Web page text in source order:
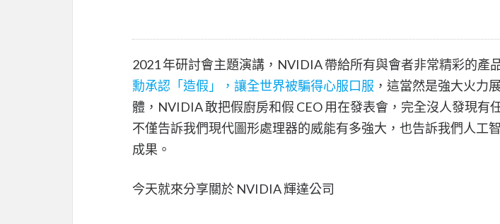
2021 年研討會主題演講，NVIDIA 帶給所有與會者非常精彩的產
勳承認「造假」，讓全世界被騙得心服口服 ，這當然是強大火力
體，NVIDIA 敢把假廚房和假 CEO 用在發表會，完全沒人發現有
不僅告訴我們現代圖形處理器的威能有多強大，也告訴我們人工
成果。
今天就來分享關於 NVIDIA 輝達公司